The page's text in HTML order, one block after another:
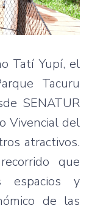
Tatí Yupí, el
Tacuru
SENATUR
Vivencial del
atractivos.
que
espacios y
de las